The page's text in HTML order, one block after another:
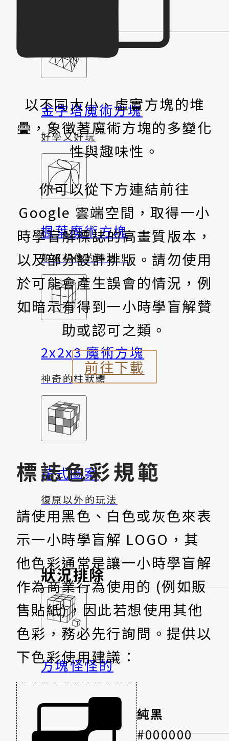
金字塔魔術方塊
好學又好玩
楓葉魔術方塊
顛覆想像的轉法！
2x2x3 魔術方塊
神奇的柱狀體
花式圖案
復原以外的玩法
狀況排除
方塊怪怪的
想變更強！
以不同大小、虛實方塊的堆
疊，象徵著魔術方塊的多變化
性與趣味性。
你可以從下方連結前往
Google 雲端空間，取得一小
時學盲解標誌的高畫質版本，
以及部分設計排版。請勿使用
於可能會產生誤會的情況，例
如暗示有得到一小時學盲解贊
助或認可之類。
前往下載
標誌色彩規範
請使用黑色、白色或灰色來表
示一小時學盲解 LOGO，其
他色彩通常是讓一小時學盲解
作為商業行為使用的 (例如販
售貼紙)，因此若想使用其他
色彩，務必先行詢問。提供以
下色彩使用建議：
純黑
#000000